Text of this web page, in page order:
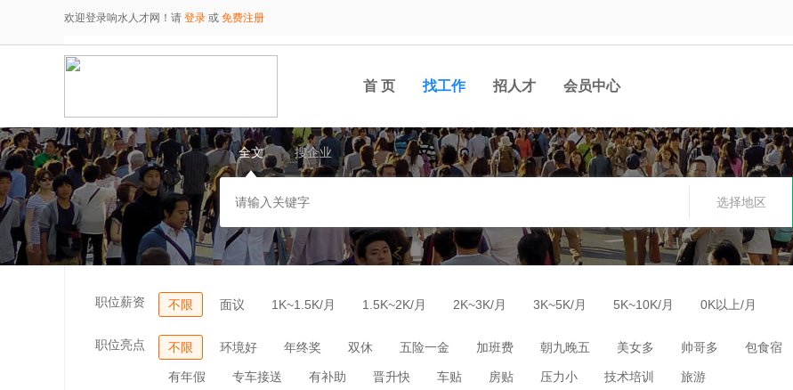
欢迎登录响水人才网！请 登录 或 免费注册
首 页 找工作 招人才 会员中心
全文 搜企业
选择地区
职位薪资 不限 面议 1K~1.5K/月 1.5K~2K/月 2K~3K/月 3K~5K/月 5K~10K/月 0K以上/月
职位亮点 不限 环境好 年终奖 双休 五险一金 加班费 朝九晚五 美女多 帅哥多 包食宿
有年假 专车接送 有补助 晋升快 车贴 房贴 压力小 技术培训 旅游